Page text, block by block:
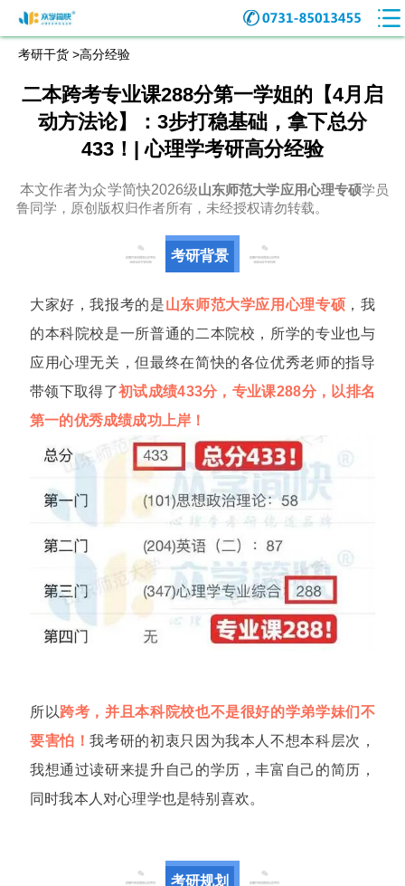
考研干货 >高分经验
二本跨考专业课288分第一学姐的【4月启
动方法论】：3步打稳基础，拿下总分
433！| 心理学考研高分经验
本文作者为众学简快2026级山东师范大学应用心理专硕学员
鲁同学，原创版权归作者所有，未经授权请勿转载。
考研背景
大家好，我报考的是山东师范大学应用心理专硕 ，我
的本科院校是一所普通的二本院校，所学的专业也与
应用心理无关，但最终在简快的各位优秀老师的指导
带领下取得了初试成绩433分，专业课288分，以排名
第一的优秀成绩成功上岸！
所以跨考，并且本科院校也不是很好的学弟学妹们不
要害怕！我考研的初衷只因为我本人不想本科层次，
我想通过读研来提升自己的学历，丰富自己的简历，
同时我本人对心理学也是特别喜欢。
考研规划